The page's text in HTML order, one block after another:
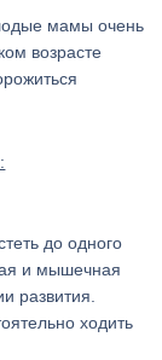
мамы очень
возрасте
до одного
и мышечная
развития.
ходить